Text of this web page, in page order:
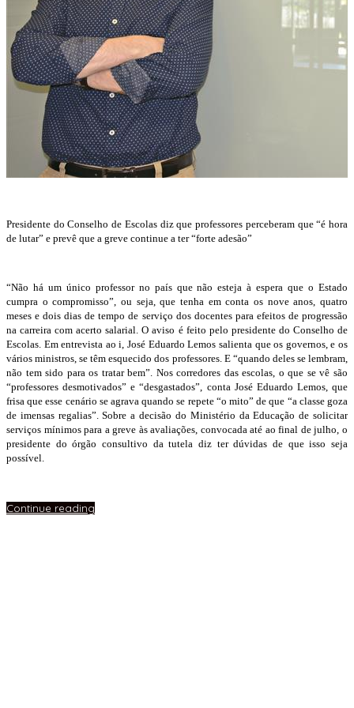
Presidente do Conselho de Escolas diz que professores perceberam que “é hora
de lutar” e prevê que a greve continue a ter “forte adesão”
“Não há um único professor no país que não esteja à espera que o Estado
cumpra o compromisso”, ou seja, que tenha em conta os nove anos, quatro
meses e dois dias de tempo de serviço dos docentes para efeitos de progressão
na carreira com acerto salarial. O aviso é feito pelo presidente do Conselho de
Escolas. Em entrevista ao i, José Eduardo Lemos salienta que os governos, e os
vários ministros, se têm esquecido dos professores. E “quando deles se lembram,
não tem sido para os tratar bem”. Nos corredores das escolas, o que se vê são
“professores desmotivados” e “desgastados”, conta José Eduardo Lemos, que
frisa que esse cenário se agrava quando se repete “o mito” de que “a classe goza
de imensas regalias”. Sobre a decisão do Ministério da Educação de solicitar
serviços mínimos para a greve às avaliações, convocada até ao final de julho, o
presidente do órgão consultivo da tutela diz ter dúvidas de que isso seja
possível.
Continue reading